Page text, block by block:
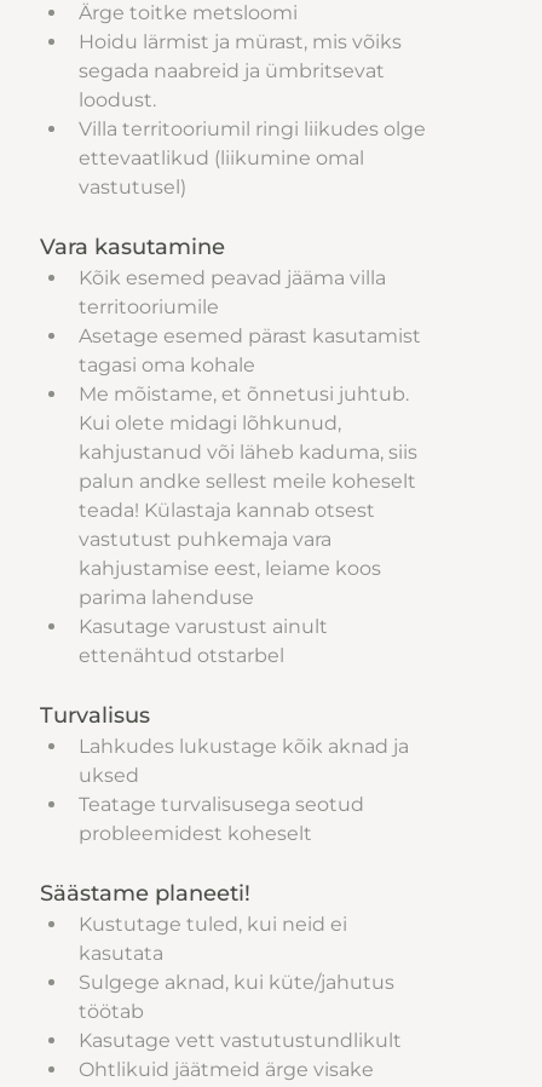
Ärge toitke metsloomi
Hoidu lärmist ja mürast, mis võiks
segada naabreid ja ümbritsevat
loodust.
Villa territooriumil ringi liikudes olge
ettevaatlikud (liikumine omal
vastutusel)
Vara kasutamine
Kõik esemed peavad jääma villa
territooriumile
Asetage esemed pärast kasutamist
tagasi oma kohale
Me mõistame, et õnnetusi juhtub.
Kui olete midagi lõhkunud,
kahjustanud või läheb kaduma, siis
palun andke sellest meile koheselt
teada! Külastaja kannab otsest
vastutust puhkemaja vara
kahjustamise eest, leiame koos
parima lahenduse
Kasutage varustust ainult
ettenähtud otstarbel
Turvalisus
Lahkudes lukustage kõik aknad ja
uksed
Teatage turvalisusega seotud
probleemidest koheselt
Säästame planeeti!
Kustutage tuled, kui neid ei
kasutata
Sulgege aknad, kui küte/jahutus
töötab
Kasutage vett vastutustundlikult
Ohtlikuid jäätmeid ärge visake